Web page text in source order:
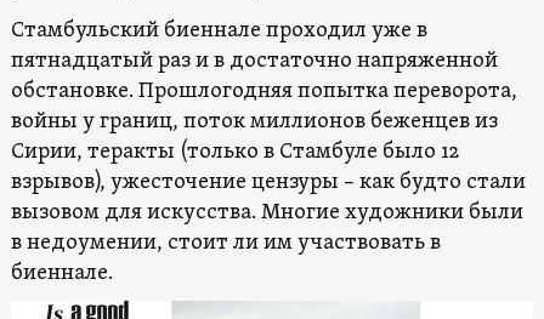
Стамбульский биеннале проходил уже в
пятнадцатый раз и в достаточно напряженной
обстановке. Прошлогодняя попытка переворота,
войны у границ, поток миллионов беженцев из
Сирии, теракты (только в Стамбуле было 12
взрывов), ужесточение цензуры – как будто стали
вызовом для искусства. Многие художники были
в недоумении, стоит ли им участвовать в
биеннале.